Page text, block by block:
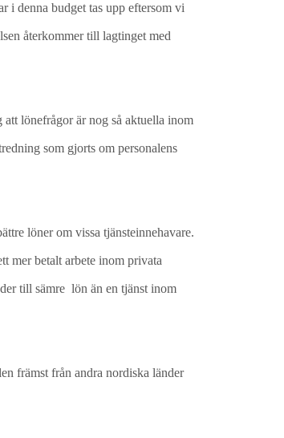
i denna budget tas upp eftersom vi
återkommer till lagtinget med
lönefrågor är nog så aktuella inom
som gjorts om personalens
löner om vissa tjänsteinnehavare.
mer betalt arbete inom privata
till sämre lön än en tjänst inom
främst från andra nordiska länder